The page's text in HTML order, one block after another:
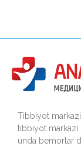
Tibbiyot markazi
tibbiyot markazi
unda bemorlar